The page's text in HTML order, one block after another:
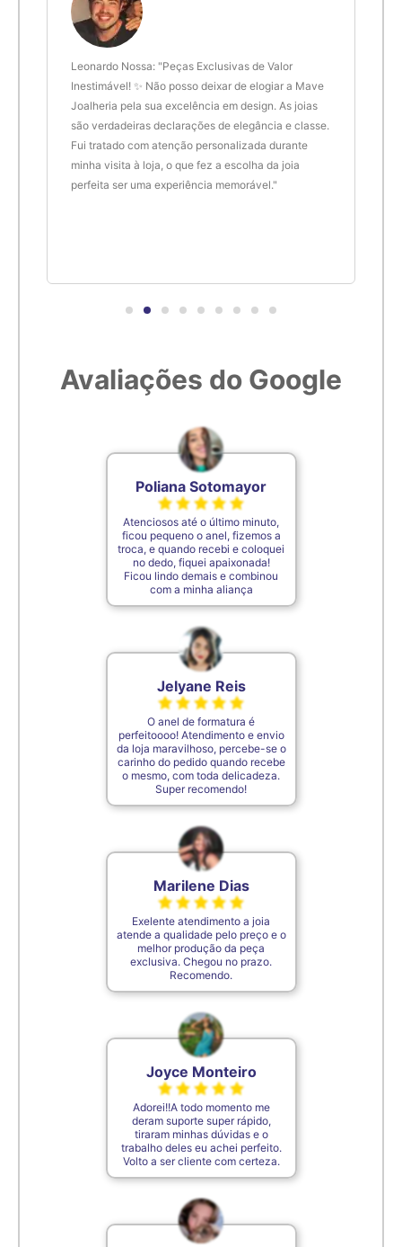
6,1cm
6,2cm 22
6,3cm 23
6,4cm 24
6,8cm 28
7,1cm 31
7,5cm 35
De acordo com o padrão ABNT
Leonardo Nossa: "Peças Exclusivas de Valor
Inestimável! ✨ Não posso deixar de elogiar a Mave
Joalheria pela sua excelência em design. As joias
são verdadeiras declarações de elegância e classe.
Fui tratado com atenção personalizada durante
minha visita à loja, o que fez a escolha da joia
perfeita ser uma experiência memorável."
Avaliações do Google
Poliana Sotomayor
Atenciosos até o último minuto,
ficou pequeno o anel, fizemos a
troca, e quando recebi e coloquei
no dedo, fiquei apaixonada!
Ficou lindo demais e combinou
com a minha aliança
Jelyane Reis
O anel de formatura é
perfeitoooo! Atendimento e envio
da loja maravilhoso, percebe-se o
carinho do pedido quando recebe
o mesmo, com toda delicadeza.
Super recomendo!
Marilene Dias
Exelente atendimento a joia
atende a qualidade pelo preço e o
melhor produção da peça
exclusiva. Chegou no prazo.
Recomendo.
Joyce Monteiro
Adorei!!A todo momento me
deram suporte super rápido,
tiraram minhas dúvidas e o
trabalho deles eu achei perfeito.
Volto a ser cliente com certeza.